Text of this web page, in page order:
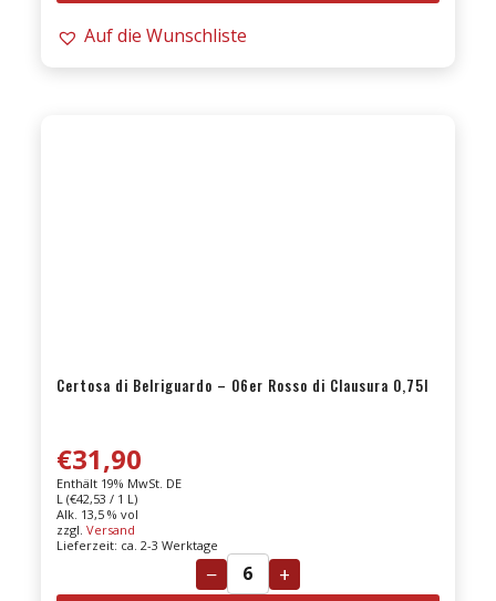
riserva
Auf die Wunschliste
Certosa di Belriguardo – 06er Rosso di Clausura 0,75l
€31,90
Enthält 19% MwSt. DE
L (€42,53 / 1 L)
Alk. 13,5 % vol
zzgl. Versand
Lieferzeit: ca. 2-3 Werktage
−
Certosa
+